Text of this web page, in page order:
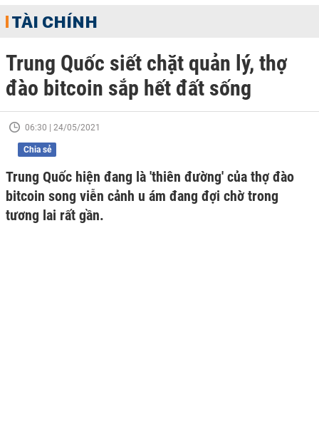
TÀI CHÍNH
Trung Quốc siết chặt quản lý, thợ
đào bitcoin sắp hết đất sống
06:30 | 24/05/2021
Chia sẻ
Trung Quốc hiện đang là 'thiên đường' của thợ đào
bitcoin song viễn cảnh u ám đang đợi chờ trong
tương lai rất gần.